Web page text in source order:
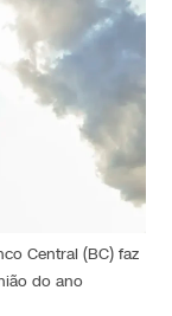
Central (BC) faz
do ano